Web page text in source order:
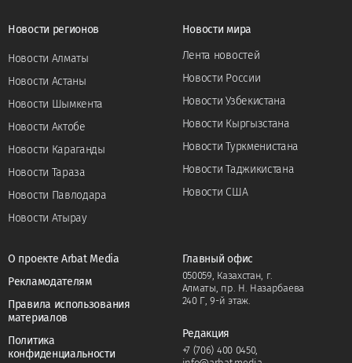
Новости регионов
Новости Алматы
Новости Астаны
Новости Шымкента
Новости Актобе
Новости Караганды
Новости Тараза
Новости Павлодара
Новости Атырау
Новости мира
Лента новостей
Новости России
Новости Узбекистана
Новости Кыргызстана
Новости Туркменистана
Новости Таджикистана
Новости США
О проекте Arbat Media
Рекламодателям
Правила использования
материалов
Политика
конфиденциальности
Главный офис
050059, Казахстан, г.
Алматы, пр. Н. Назарбаева
240 Г, 9-й этаж.
Редакция
+7 (706) 400 0450,